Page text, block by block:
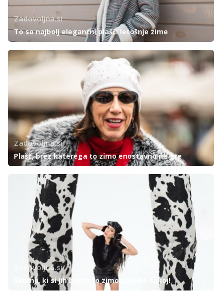
Zadovoljna.si
To so najbolj elegantni plašči letošnje zime
Zadovoljna.si
Plašč, brez katerega to zimo enostavno ne gre
Zadovoljna.si
Škornji, ki si jih boste to zimo zaželeli takoj!